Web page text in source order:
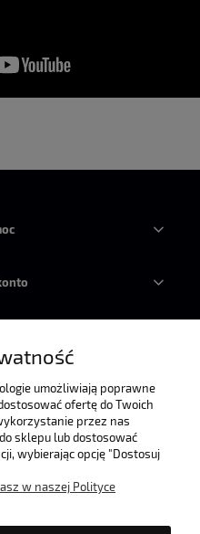
umożliwiają poprawne
ofertę do Twoich
przez nas
sklepu lub dostosować
wybierając opcję "Dostosuj
w naszej Polityce